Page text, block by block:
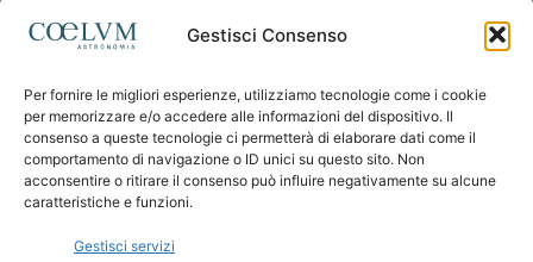
Gestisci Consenso
Per fornire le migliori esperienze, utilizziamo tecnologie come i cookie
per memorizzare e/o accedere alle informazioni del dispositivo. Il
consenso a queste tecnologie ci permetterà di elaborare dati come il
comportamento di navigazione o ID unici su questo sito. Non
acconsentire o ritirare il consenso può influire negativamente su alcune
caratteristiche e funzioni.
Gestisci servizi
Contattaci:coelumastro@coelum.com
SEGUICI